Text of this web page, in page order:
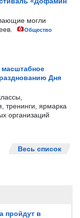
пройдут в
могли
Общество
Дня
тренинги, ярмарка
организаций
Весь список